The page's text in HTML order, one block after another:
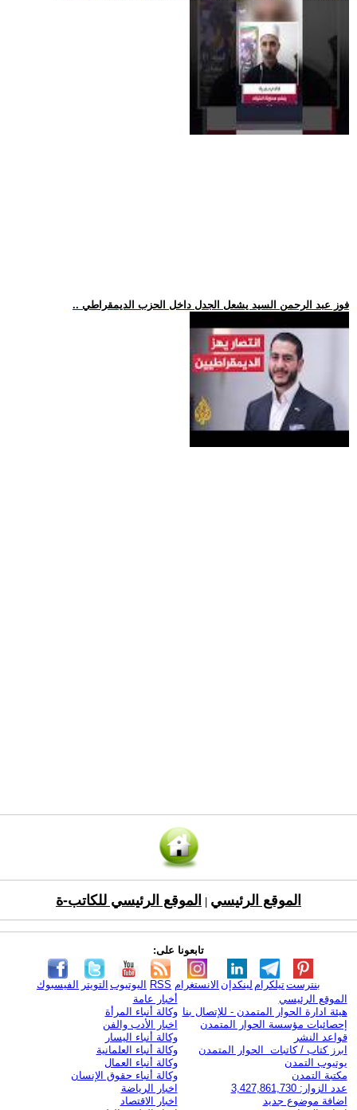
.. فوز عبد الرحمن السيد يشعل الجدل داخل الحزب الديمقراطي
الموقع الرئيسي الموقع الرئيسي للكاتب-ة
تابعونا على:
الفيسبوك التويتر اليوتيوب RSS الانستغرام لينكدإن تيلكرامبنترست
الموقع الرئيسي
هيئة ادارة الحوار المتمدن - للإتصال بنا
إحصائيات مؤسسة الحوار المتمدن
قواعد النشر
ابرز كتاب / كاتبات الحوار المتمدن
يوتيوب التمدن
مكتبة التمدن
عدد الزوار: 3,427,861,730
اضافة موضوع جديد
أخبار عامة
وكالة أنباء المرأة
اخبار الأدب والفن
وكالة أنباء اليسار
وكالة أنباء العلمانية
وكالة أنباء العمال
وكالة أنباء حقوق الإنسان
اخبار الرياضة
اخبار الاقتصاد